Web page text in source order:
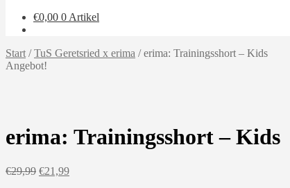
€0,00 0 Artikel
Start /TuS Geretsried x erima /erima: Trainingsshort – Kids
Angebot!
erima: Trainingsshort – Kids
€29,99 Ursprünglicher
€21,99Aktueller